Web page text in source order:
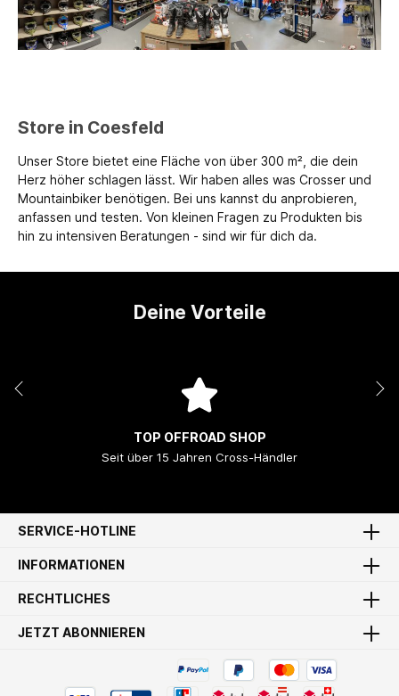
Store in Coesfeld
Unser Store bietet eine Fläche von über 300 m², die dein
Herz höher schlagen lässt. Wir haben alles was Crosser und
Mountainbiker benötigen. Bei uns kannst du anprobieren,
anfassen und testen. Von kleinen Fragen zu Produkten bis
hin zu intensiven Beratungen - sind wir für dich da.
Deine Vorteile
TOP OFFROAD SHOP
Seit über 15 Jahren Cross-Händler
SERVICE-HOTLINE
INFORMATIONEN
RECHTLICHES
JETZT ABONNIEREN